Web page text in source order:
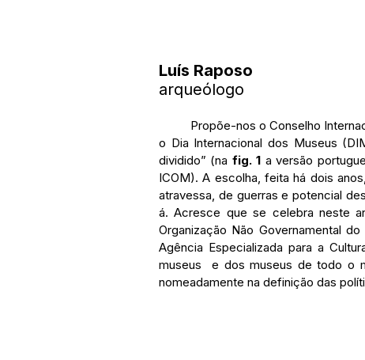
Luís Raposo
arqueólogo
o Dia Internacional dos Museus
dividido” (na fig. 1 a versão
ICOM). A escolha, feita há dois
atravessa, de guerras e potencial
á. Acresce que se celebra neste
Organização Não Governamental
Agência Especializada para a
museus  e dos museus de todo o
nomeadamente na definição das